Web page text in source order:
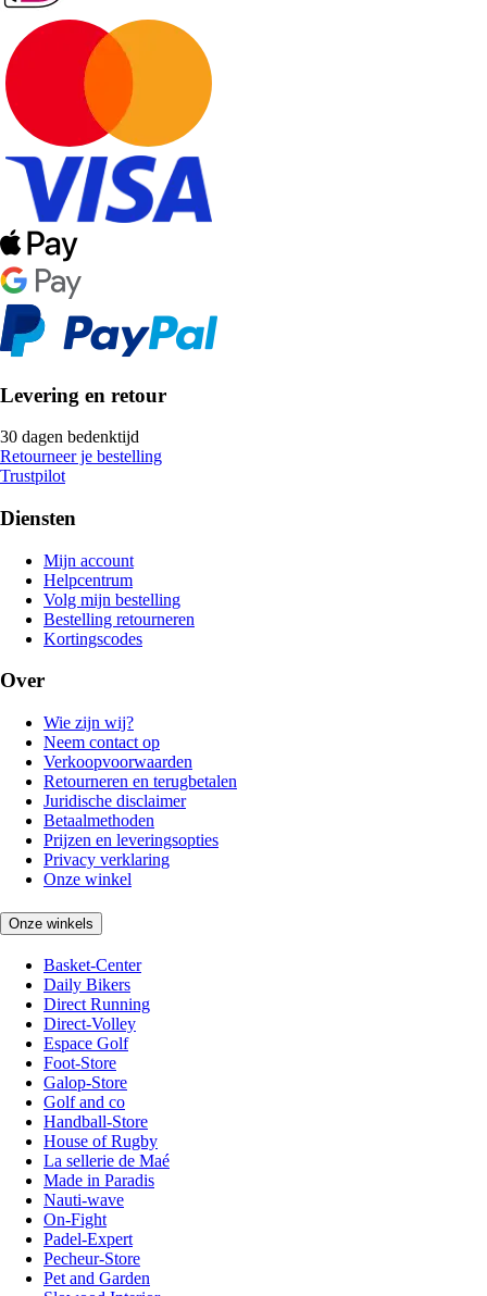
Levering en retour
30 dagen bedenktijd
Retourneer je bestelling
Trustpilot
Diensten
Mijn account
Helpcentrum
Volg mijn bestelling
Bestelling retourneren
Kortingscodes
Over
Wie zijn wij?
Neem contact op
Verkoopvoorwaarden
Retourneren en terugbetalen
Juridische disclaimer
Betaalmethoden
Prijzen en leveringsopties
Privacy verklaring
Onze winkel
Onze winkels
Basket-Center
Daily Bikers
Direct Running
Direct-Volley
Espace Golf
Foot-Store
Galop-Store
Golf and co
Handball-Store
House of Rugby
La sellerie de Maé
Made in Paradis
Nauti-wave
On-Fight
Padel-Expert
Pecheur-Store
Pet and Garden